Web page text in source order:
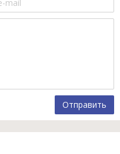
Отправить